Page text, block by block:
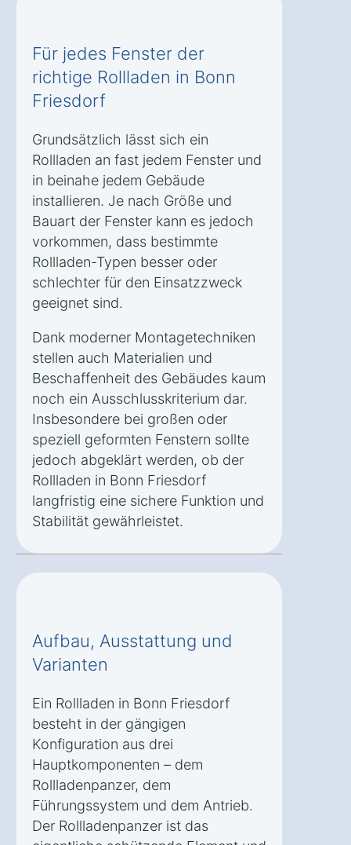
Für jedes Fenster der
richtige Rollladen in Bonn
Friesdorf
Grundsätzlich lässt sich ein
Rollladen an fast jedem Fenster und
in beinahe jedem Gebäude
installieren. Je nach Größe und
Bauart der Fenster kann es jedoch
vorkommen, dass bestimmte
Rollladen-Typen besser oder
schlechter für den Einsatzzweck
geeignet sind.
Dank moderner Montagetechniken
stellen auch Materialien und
Beschaffenheit des Gebäudes kaum
noch ein Ausschlusskriterium dar.
Insbesondere bei großen oder
speziell geformten Fenstern sollte
jedoch abgeklärt werden, ob der
Rollladen in Bonn Friesdorf
langfristig eine sichere Funktion und
Stabilität gewährleistet.
Aufbau, Ausstattung und
Varianten
Ein Rollladen in Bonn Friesdorf
besteht in der gängigen
Konfiguration aus drei
Hauptkomponenten – dem
Rollladenpanzer, dem
Führungssystem und dem Antrieb.
Der Rollladenpanzer ist das